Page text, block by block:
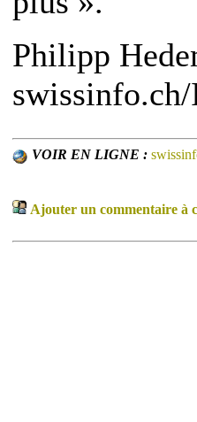
Philipp
VOIR EN LIGNE :
Ajouter un commentaire à